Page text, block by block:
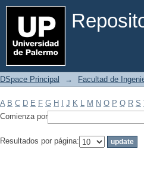
Filtrar por: Materia
DSpace Principal → Facultad de
A B C D E F G H J K L M N O P Q R S
Comienza por
Resultados por página: